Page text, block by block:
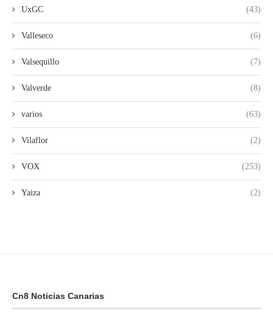
UxGC (43)
Valleseco (6)
Valsequillo (7)
Valverde (8)
varios (63)
Vilaflor (2)
VOX (253)
Yaiza (2)
Cn8 Noticias Canarias